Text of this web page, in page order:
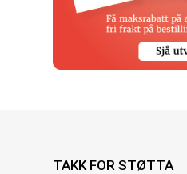
TAKK FOR STØTTA